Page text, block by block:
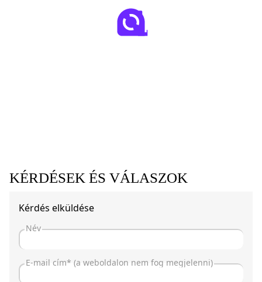
KÉRDÉSEK ÉS VÁLASZOK
Kérdés elküldése